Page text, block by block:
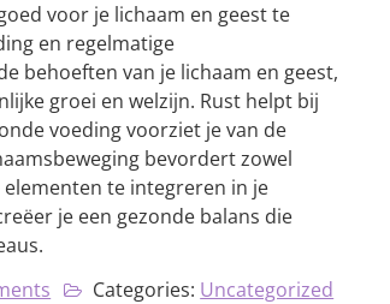
voor je lichaam en geest te
en regelmatige
behoeften van je lichaam en geest,
groei en welzijn. Rust helpt bij
voeding voorziet je van de
bevordert zowel
te integreren in je
je een gezonde balans die
Categories: Uncategorized